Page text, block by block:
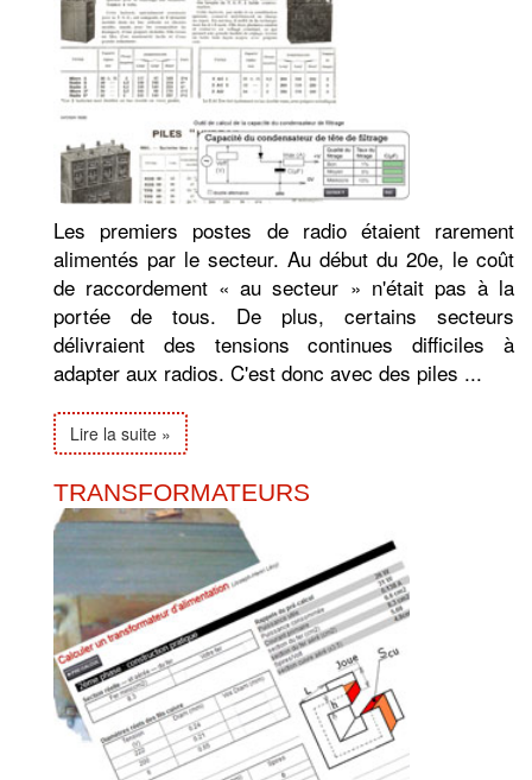
Les premiers postes de radio étaient rarement
alimentés par le secteur. Au début du 20e, le coût
de raccordement « au secteur » n'était pas à la
portée de tous. De plus, certains secteurs
délivraient des tensions continues difficiles à
adapter aux radios. C'est donc avec des piles ...
Lire la suite »
TRANSFORMATEURS